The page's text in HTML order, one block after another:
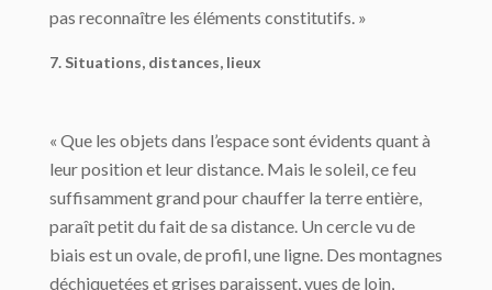
pas reconnaître les éléments constitutifs. »
7. Situations, distances, lieux
« Que les objets dans l’espace sont évidents quant à
leur position et leur distance. Mais le soleil, ce feu
suffisamment grand pour chauffer la terre entière,
paraît petit du fait de sa distance. Un cercle vu de
biais est un ovale, de profil, une ligne. Des montagnes
déchiquetées et grises paraissent, vues de loin,